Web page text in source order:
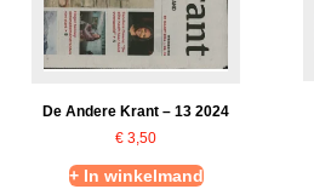
De Andere Krant – 13 2024
€ 3,50
+ In winkelmand